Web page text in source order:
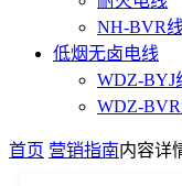
NH-BVR线
低烟无卤电线
WDZ-BYJ
WDZ-
首页 营销指南内容详